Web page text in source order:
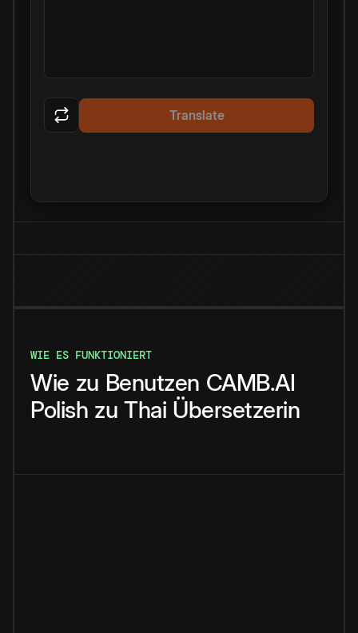
Translate
WIE ES FUNKTIONIERT
Wie zu Benutzen CAMB.AI
Polish zu Thai Übersetzerin